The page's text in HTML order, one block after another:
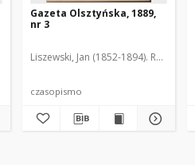
Gazeta Olsztyńska, 1889,
nr 3
Liszewski, Jan (1852-1894). Red.
czasopismo